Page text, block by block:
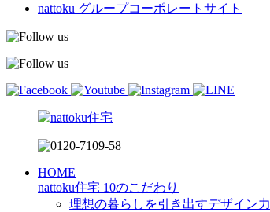
nattoku グループコーポレートサイト
HOME
nattoku住宅 10のこだわり
理想の暮らしを引き出すデザイン力